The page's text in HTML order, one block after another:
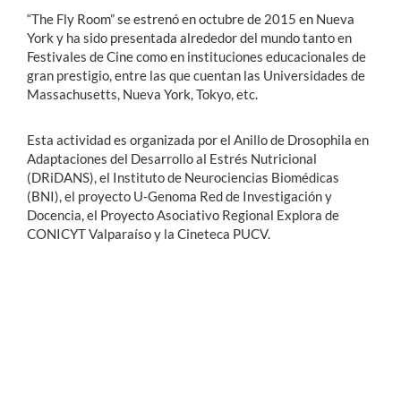
“The Fly Room” se estrenó en octubre de 2015 en Nueva
York y ha sido presentada alrededor del mundo tanto en
Festivales de Cine como en instituciones educacionales de
gran prestigio, entre las que cuentan las Universidades de
Massachusetts, Nueva York, Tokyo, etc.
Esta actividad es organizada por el Anillo de Drosophila en
Adaptaciones del Desarrollo al Estrés Nutricional
(DRiDANS), el Instituto de Neurociencias Biomédicas
(BNI), el proyecto U-Genoma Red de Investigación y
Docencia, el Proyecto Asociativo Regional Explora de
CONICYT Valparaíso y la Cineteca PUCV.